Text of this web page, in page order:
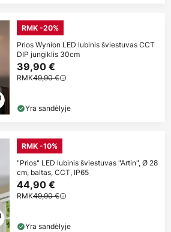
RMK -20%
Prios Wynion LED lubinis šviestuvas CCT
DIP jungiklis 30cm
39,90 €
RMK49,90 €
Yra sandėlyje
RMK -10%
"Prios" LED lubinis šviestuvas "Artin", Ø 28
cm, baltas, CCT, IP65
44,90 €
RMK49,90 €
Yra sandėlyje